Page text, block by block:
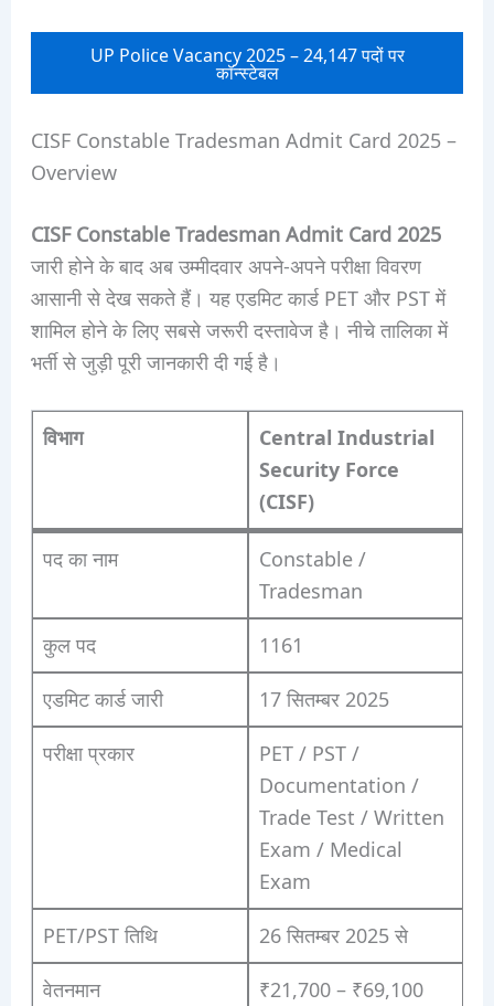
UP Police Vacancy 2025 – 24,147 पदों पर
कॉन्स्टेबल
CISF Constable Tradesman Admit Card 2025 –
Overview
CISF Constable Tradesman Admit Card 2025
जारी होने के बाद अब उम्मीदवार अपने-अपने परीक्षा विवरण
आसानी से देख सकते हैं। यह एडमिट कार्ड PET और PST में
शामिल होने के लिए सबसे जरूरी दस्तावेज है। नीचे तालिका में
भर्ती से जुड़ी पूरी जानकारी दी गई है।
विभाग
Central Industrial
Security Force
(CISF)
पद का नाम
Constable /
Tradesman
कुल पद 1161
एडमिट कार्ड जारी 17 सितम्बर 2025
परीक्षा प्रकार
PET / PST /
Documentation /
Trade Test / Written
Exam / Medical
Exam
PET/PST तिथि 26 सितम्बर 2025 से
वेतनमान
₹21,700 – ₹69,100